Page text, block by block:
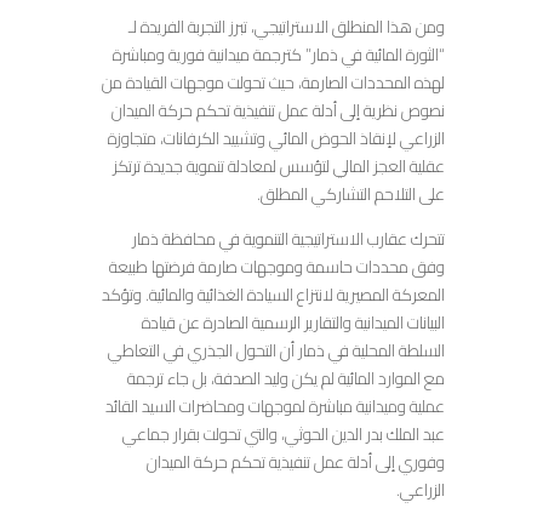
ومن هذا المنطلق الاستراتيجي، تبرز التجربة الفريدة لـ
“الثورة المائية في ذمار” كترجمة ميدانية فورية ومباشرة
لهذه المحددات الصارمة، حيث تحولت موجهات القيادة من
نصوص نظرية إلى أدلة عمل تنفيذية تحكم حركة الميدان
الزراعي لإنقاذ الحوض المائي وتشييد الكرفانات، متجاوزة
عقلية العجز المالي لتؤسس لمعادلة تنموية جديدة ترتكز
على التلاحم التشاركي المطلق.
تتحرك عقارب الاستراتيجية التنموية في محافظة ذمار
وفق محددات حاسمة وموجهات صارمة فرضتها طبيعة
المعركة المصيرية لانتزاع السيادة الغذائية والمائية. وتؤكد
البيانات الميدانية والتقارير الرسمية الصادرة عن قيادة
السلطة المحلية في ذمار أن التحول الجذري في التعاطي
مع الموارد المائية لم يكن وليد الصدفة، بل جاء ترجمة
عملية وميدانية مباشرة لموجهات ومحاضرات السيد القائد
عبد الملك بدر الدين الحوثي، والتي تحولت بقرار جماعي
وفوري إلى أدلة عمل تنفيذية تحكم حركة الميدان
الزراعي.